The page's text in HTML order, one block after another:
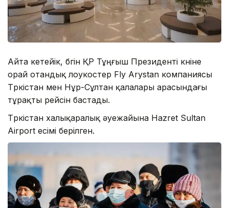
Айта кетейік, бүгін ҚР Тұңғыш Президенті күніне
орай отандық лоукостер Fly Arystan компаниясы
Түркістан мен Нұр-Сұлтан қалалары арасындағы
тұрақты рейсін бастады.
Түркістан халықаралық әуежайына Hazret Sultan
Airport есімі берілген.